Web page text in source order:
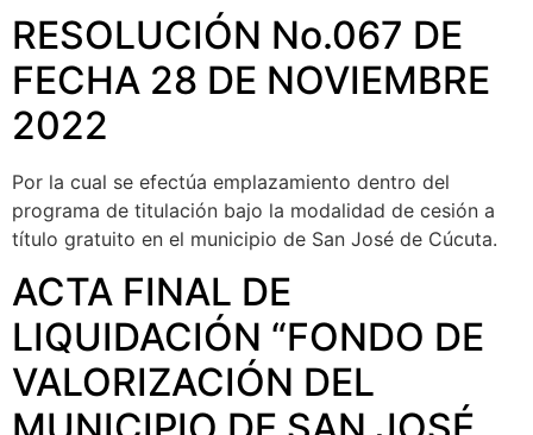
RESOLUCIÓN No.067 DE
FECHA 28 DE NOVIEMBRE
2022
Por la cual se efectúa emplazamiento dentro del
programa de titulación bajo la modalidad de cesión a
título gratuito en el municipio de San José de Cúcuta.
ACTA FINAL DE
LIQUIDACIÓN “FONDO DE
VALORIZACIÓN DEL